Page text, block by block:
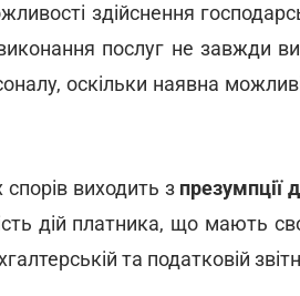
здійснення
послуг не завжди
оскільки наявна
виходить з презумпції
дій платника, що мають
та податковій